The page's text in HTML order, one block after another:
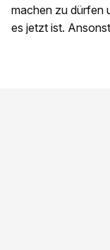
machen zu dürfen
es jetzt ist.